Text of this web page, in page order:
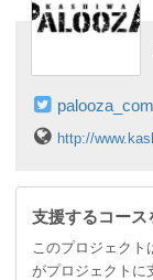
palooza_com
http://
支援するコース
このプロジェク
がプロジェクトに